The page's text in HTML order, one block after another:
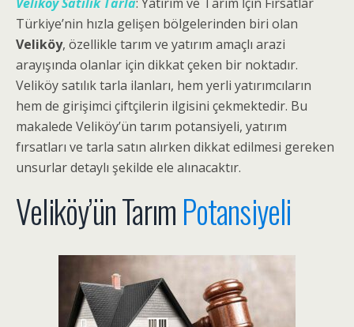
Türkiye’nin hızla gelişen bölgelerinden biri olan
Veliköy, özellikle tarım ve yatırım amaçlı arazi
arayışında olanlar için dikkat çeken bir noktadır.
Veliköy satılık tarla ilanları, hem yerli yatırımcıların
hem de girişimci çiftçilerin ilgisini çekmektedir. Bu
makalede Veliköy’ün tarım potansiyeli, yatırım
fırsatları ve tarla satın alırken dikkat edilmesi gereken
unsurlar detaylı şekilde ele alınacaktır.
Veliköy’ün TarımPotansiyeli